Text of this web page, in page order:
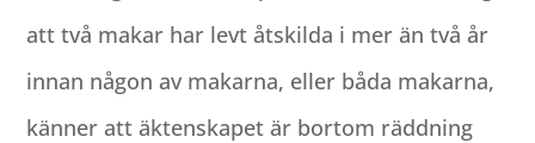
att två makar har levt åtskilda i mer än två år
innan någon av makarna, eller båda makarna,
känner att äktenskapet är bortom räddning